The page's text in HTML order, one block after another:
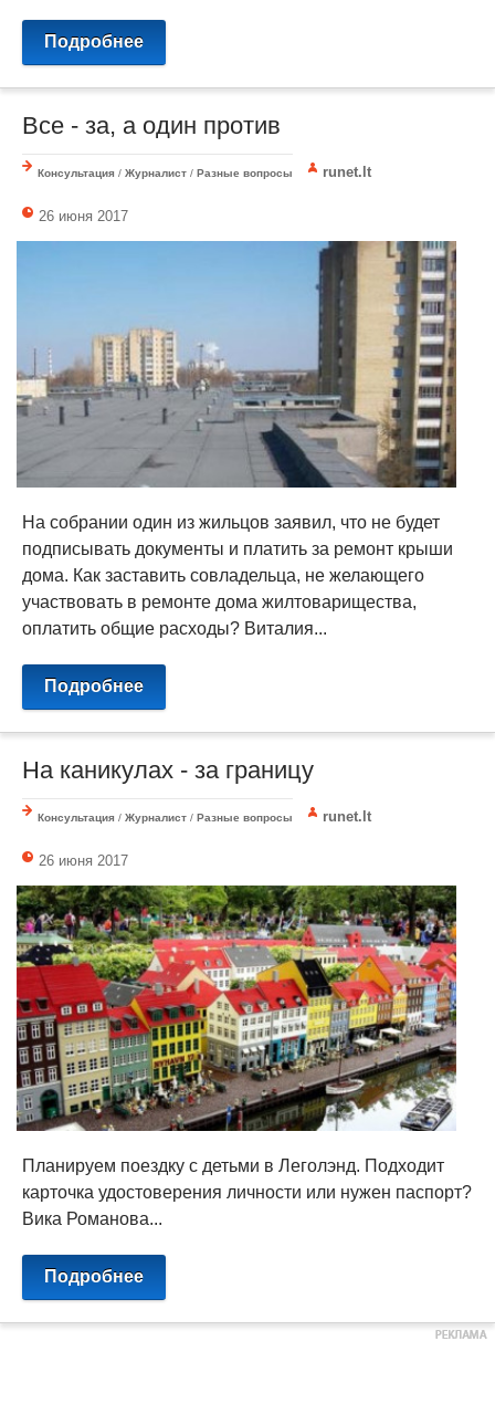
Подробнее
Все - за, а один против
Консультация / Журналист / Разные вопросы runet.lt
26 июня 2017
На собрании один из жильцов заявил, что не будет
подписывать документы и платить за ремонт крыши
дома. Как заставить совладельца, не желающего
участвовать в ремонте дома жилтоварищества,
оплатить общие расходы? Виталия...
Подробнее
На каникулах - за границу
Консультация / Журналист / Разные вопросы runet.lt
26 июня 2017
Планируем поездку с детьми в Леголэнд. Подходит
карточка удостоверения личности или нужен паспорт?
Вика Романова...
Подробнее